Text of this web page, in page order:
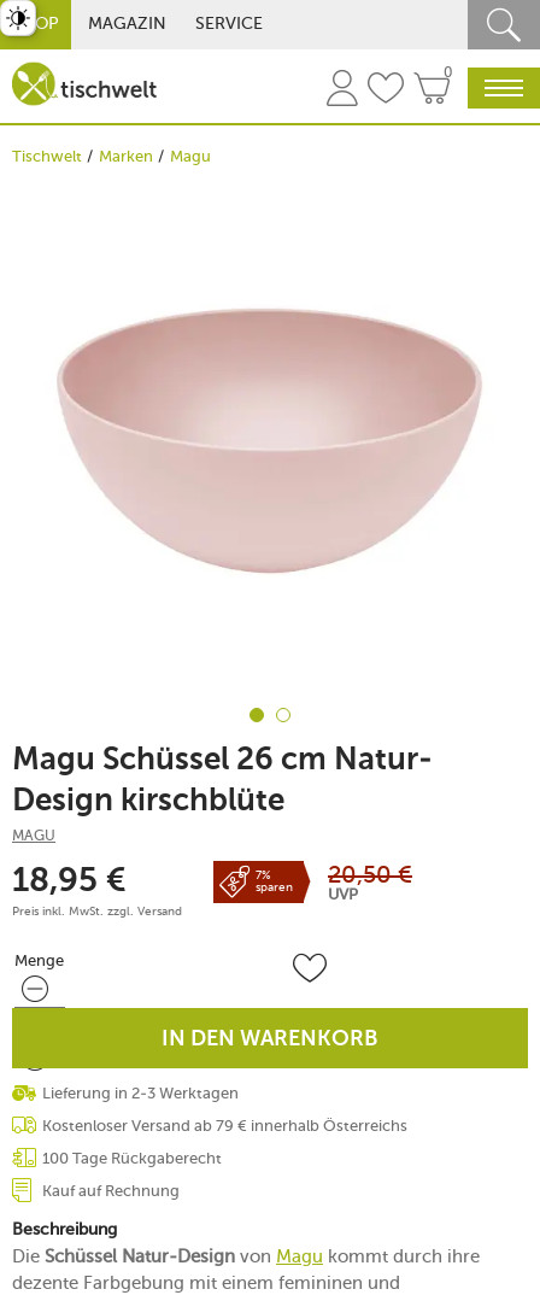
SHOP MAGAZIN SERVICE
0
Tischwelt Marken Magu
Magu Schüssel 26 cm Natur-
Design kirschblüte
MAGU
18,95 €
Preis inkl. MwSt. zzgl. Versand
7%
sparen
20,50 €
UVP
Menge
Menge
IN DEN WARENKORB
Lieferung in 2-3 Werktagen
Kostenloser Versand ab 79 € innerhalb Österreichs
100 Tage Rückgaberecht
Kauf auf Rechnung
Beschreibung
Die Schüssel Natur-Design von Magu kommt durch ihre
dezente Farbgebung mit einem femininen und
umschalten